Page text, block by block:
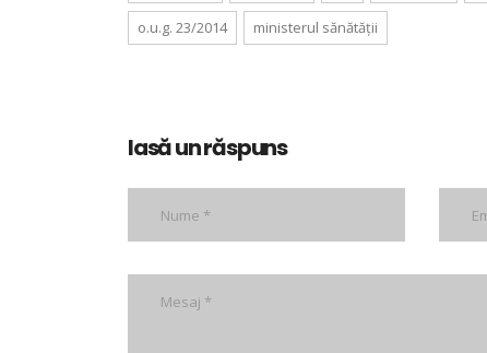
o.u.g. 23/2014 ministerul sănătății
lasă un răspuns